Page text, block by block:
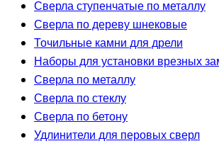
Сверла ступенчатые по металлу
Сверла по дереву шнековые
Точильные камни для дрели
Наборы для установки врезных
Сверла по металлу
Сверла по стеклу
Сверла по бетону
Удлинители для перовых сверл